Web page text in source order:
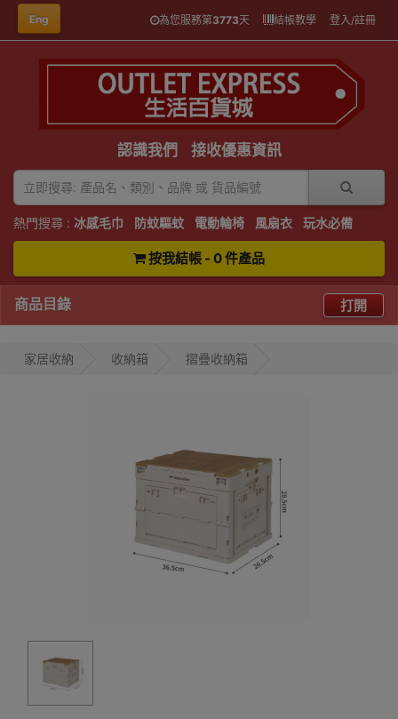
Eng 為您服務第3773天 結帳教學 登入/註冊
認識我們 接收優惠資訊
熱門搜尋 : 冰感毛巾 防蚊驅蚊 電動輪椅 風扇衣 玩水必備
按我結帳 - 0 件產品
商品目錄 打開
家居收納 收納箱 摺疊收納箱